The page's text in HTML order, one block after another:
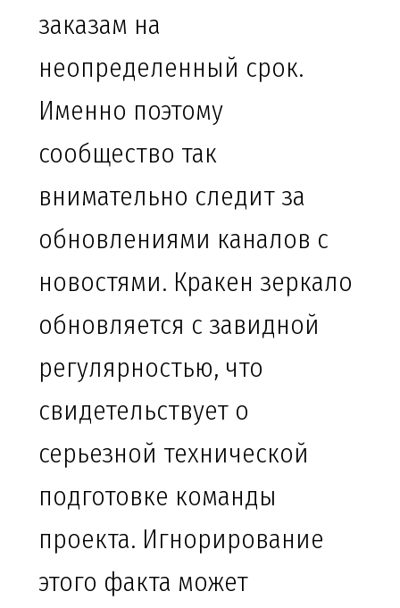
заказам на
неопределенный срок.
Именно поэтому
сообщество так
внимательно следит за
обновлениями каналов с
новостями. Кракен зеркало
обновляется с завидной
регулярностью, что
свидетельствует о
серьезной технической
подготовке команды
проекта. Игнорирование
этого факта может